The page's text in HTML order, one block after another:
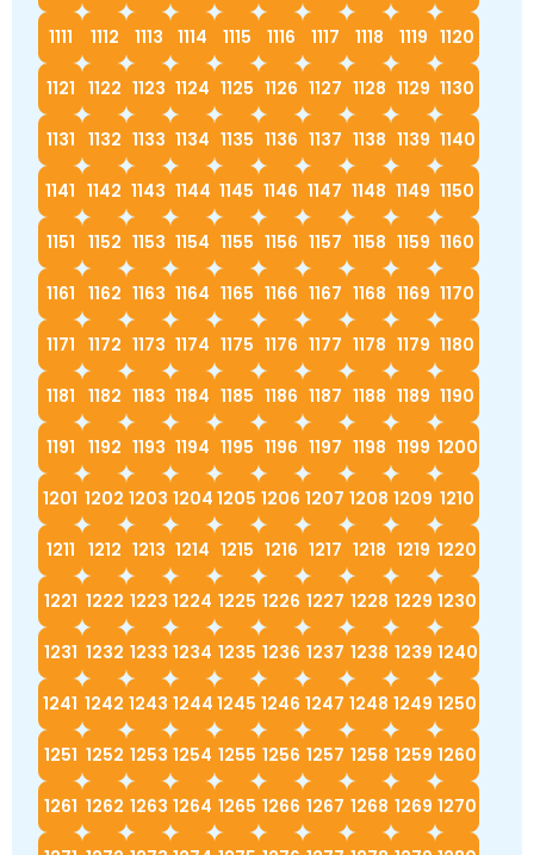
1111 1112 1113 1114 1115 1116 1117 1118 1119 1120
1121 1122 1123 1124 1125 1126 1127 1128 1129 1130
1131 1132 1133 1134 1135 1136 1137 1138 1139 1140
1141 1142 1143 1144 1145 1146 1147 1148 1149 1150
1151 1152 1153 1154 1155 1156 1157 1158 1159 1160
1161 1162 1163 1164 1165 1166 1167 1168 1169 1170
1171 1172 1173 1174 1175 1176 1177 1178 1179 1180
1181 1182 1183 1184 1185 1186 1187 1188 1189 1190
1191 1192 1193 1194 1195 1196 1197 1198 1199 1200
1201 1202 1203 1204 1205 1206 1207 1208 1209 1210
1211 1212 1213 1214 1215 1216 1217 1218 1219 1220
1221 1222 1223 1224 1225 1226 1227 1228 1229 1230
1231 1232 1233 1234 1235 1236 1237 1238 1239 1240
1241 1242 1243 1244 1245 1246 1247 1248 1249 1250
1251 1252 1253 1254 1255 1256 1257 1258 1259 1260
1261 1262 1263 1264 1265 1266 1267 1268 1269 1270